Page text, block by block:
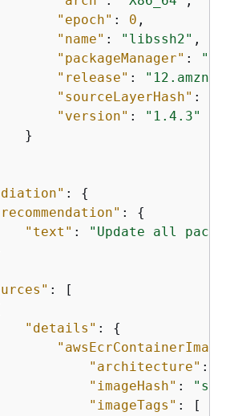
"epoch" : 0 ,
"name" : "libssh2" ,
"packageManager" :
"release" :
"sourceLayerHash" :
"version" :
"1.4.3"
}
: {
: {
"text" :
"Update all
: [
"details" : {
"architecture" :
"imageHash" :
"imageTags" : [